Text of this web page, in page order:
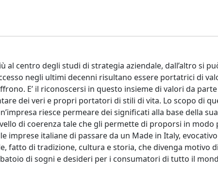
al centro degli studi di strategia aziendale, dall’altro si
negli ultimi decenni risultano essere portatrici di
E’ il riconoscersi in questo insieme di valori da
dei veri e propri portatori di stili di vita. Lo scopo di
riesce permeare dei significati alla base della
di coerenza tale che gli permette di proporsi in modo
imprese italiane di passare da un Made in Italy,
fatto di tradizione, cultura e storia, che divenga motivo di
di sogni e desideri per i consumatori di tutto il